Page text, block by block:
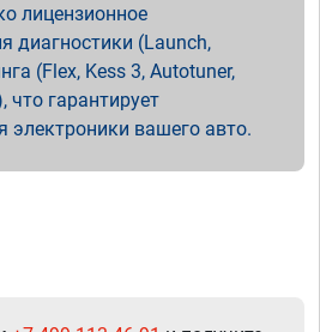
лицензионное
диагностики (Launch,
(Flex, Kess 3, Autotuner,
что гарантирует
электроники вашего авто.